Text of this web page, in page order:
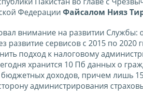
Федерации Файсалом Нияз
внимание на развитии Службы:
сервисов с 2015 по 2020
подход к налоговому
хранится 10 Пб данных о
доходов, причем лишь
администрирования